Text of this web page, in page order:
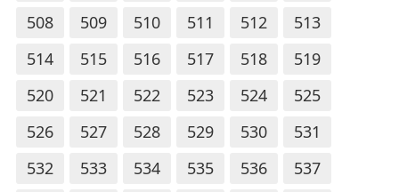
508
509 510 511 512
513
514
515 516 517 518
519
520
521 522 523 524
525
526
527 528 529 530
531
532
533 534 535 536
537